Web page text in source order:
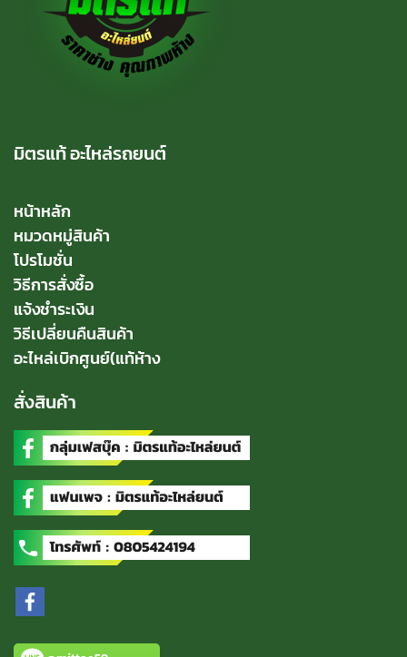
มิตรแท้ อะไหล่รถยนต์
หน้าหลัก
หมวดหมู่สินค้า
โปรโมชั่น
วิธีการสั่งซื้อ
แจ้งชำระเงิน
วิธีเปลี่ยนคืนสินค้า
อะไหล่เบิกศูนย์(แท้ห้าง
สั่งสินค้า